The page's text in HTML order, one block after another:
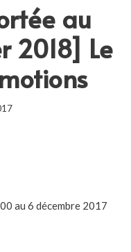
au
2018] Le
au 6 décembre 2017